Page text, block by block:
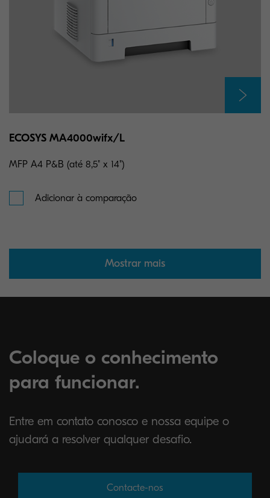
ECOSYS MA4000wifx/L
MFP A4 P&B (até 8,5" x 14")
Adicionar à comparação
Mostrar mais
Coloque o conhecimento
para funcionar.
Entre em contato conosco e nossa equipe o
ajudará a resolver qualquer desafio.
Contacte-nos